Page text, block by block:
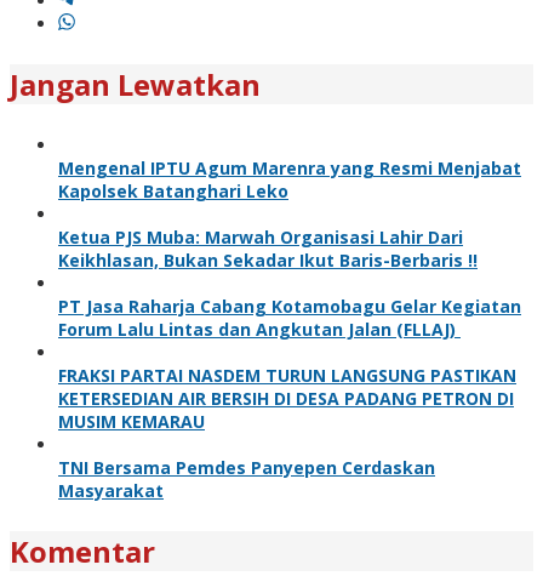
Jangan Lewatkan
Mengenal IPTU Agum Marenra yang Resmi Menjabat
Kapolsek Batanghari Leko
Ketua PJS Muba: Marwah Organisasi Lahir Dari
Keikhlasan, Bukan Sekadar Ikut Baris-Berbaris !!
PT Jasa Raharja Cabang Kotamobagu Gelar Kegiatan
Forum Lalu Lintas dan Angkutan Jalan (FLLAJ)
FRAKSI PARTAI NASDEM TURUN LANGSUNG PASTIKAN
KETERSEDIAN AIR BERSIH DI DESA PADANG PETRON DI
MUSIM KEMARAU
TNI Bersama Pemdes Panyepen Cerdaskan
Masyarakat
Komentar